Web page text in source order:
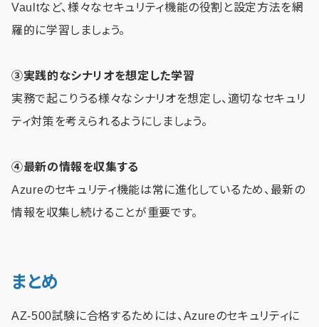
Vaultなど、様々なセキュリティ機能の役割と設定方法を網
羅的に学習しましょう。
③実践的なシナリオを想定した学習
実務で起こりうる様々なシナリオを想定し、適切なセキュリ
ティ対策を考えられるようにしましょう。
④最新の情報を収集する
Azureのセキュリティ機能は常に進化しているため、最新の
情報を収集し続けることが重要です。
まとめ
AZ-500試験に合格するためには、Azureのセキュリティに